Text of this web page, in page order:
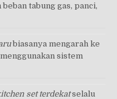
tabung gas, panci,
biasanya mengarah ke
sistem
set terdekatselalu